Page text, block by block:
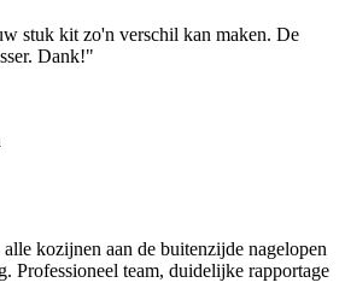
stuk kit zo'n verschil kan maken. De
Dank!"
kozijnen aan de buitenzijde nagelopen
Professioneel team, duidelijke rapportage